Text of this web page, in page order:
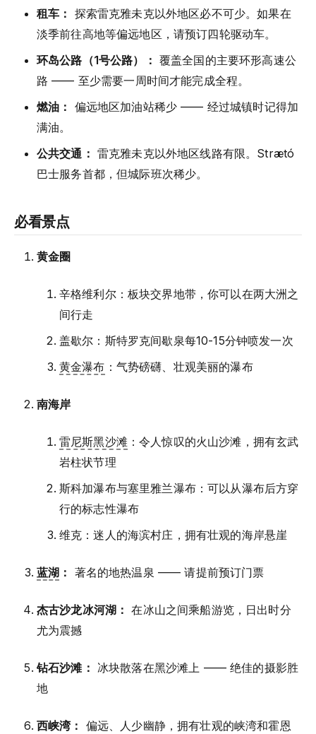
租车： 探索雷克雅未克以外地区必不可少。如果在
淡季前往高地等偏远地区，请预订四轮驱动车。
环岛公路（1号公路）： 覆盖全国的主要环形高速公
路 —— 至少需要一周时间才能完成全程。
燃油： 偏远地区加油站稀少 —— 经过城镇时记得加
满油。
公共交通： 雷克雅未克以外地区线路有限。Strætó
巴士服务首都，但城际班次稀少。
必看景点
黄金圈
辛格维利尔：板块交界地带，你可以在两大洲之
间行走
盖歇尔：斯特罗克间歇泉每10-15分钟喷发一次
黄金瀑布 ：气势磅礴、壮观美丽的瀑布
南海岸
雷尼斯黑沙滩 ：令人惊叹的火山沙滩，拥有玄武
岩柱状节理
斯科加瀑布与塞里雅兰瀑布：可以从瀑布后方穿
行的标志性瀑布
维克：迷人的海滨村庄，拥有壮观的海岸悬崖
蓝湖 ： 著名的地热温泉 —— 请提前预订门票
杰古沙龙冰河湖： 在冰山之间乘船游览，日出时分
尤为震撼
钻石沙滩： 冰块散落在黑沙滩上 —— 绝佳的摄影胜
地
西峡湾： 偏远、人少幽静，拥有壮观的峡湾和霍恩